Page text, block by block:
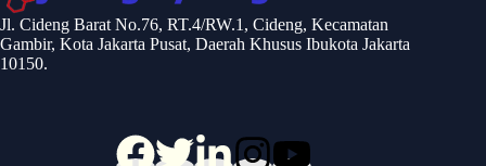
Jl. Cideng Barat No.76, RT.4/RW.1, Cideng, Kecamatan
Gambir, Kota Jakarta Pusat, Daerah Khusus Ibukota Jakarta
10150.